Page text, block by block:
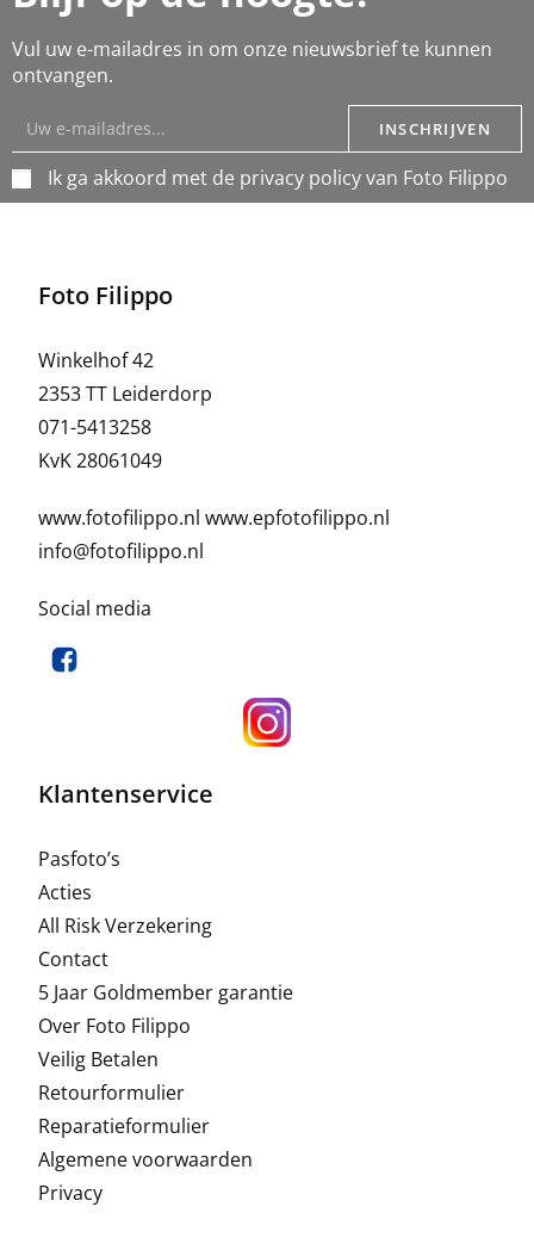
Vul uw e-mailadres in om onze nieuwsbrief te kunnen
ontvangen.
Ik ga akkoord met de privacy policy van Foto Filippo
INSCHRIJVEN
Foto Filippo
Winkelhof 42
2353 TT Leiderdorp
071-5413258
KvK 28061049
www.fotofilippo.nlwww.epfotofilippo.nl
info@fotofilippo.nl
Social media
Klantenservice
Pasfoto’s
Acties
All Risk Verzekering
Contact
5 Jaar Goldmember garantie
Over Foto Filippo
Veilig Betalen
Retourformulier
Reparatieformulier
Algemene voorwaarden
Privacy